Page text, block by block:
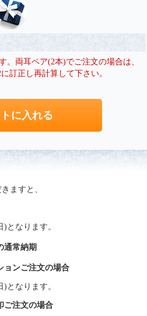
。両耳ペア(2本)でご注文の場合は、
訂正し再計算して下さい。
ますと、
)となります。
通常納期
ョンご注文の場合
)となります。
ご注文の場合